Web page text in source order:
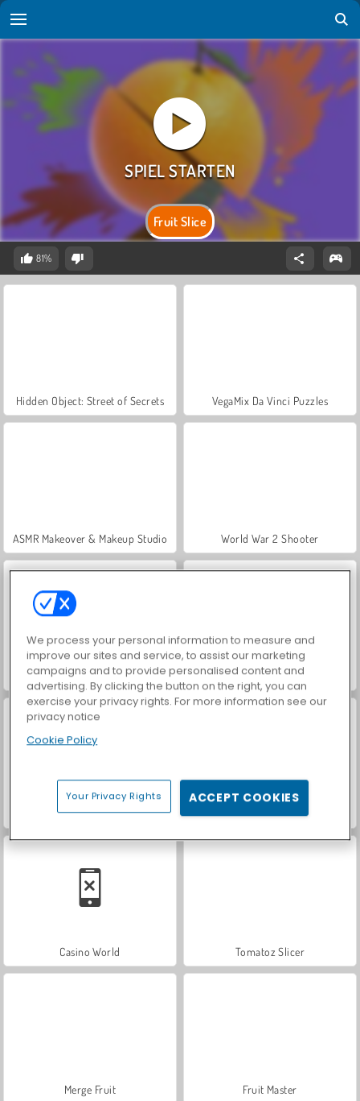
Fruit Slice
81%
Hidden Object: Street of Secrets VegaMix Da Vinci Puzzles
ASMR Makeover & Makeup Studio World War 2 Shooter
Farm Merge Valley Royal Story
Car Parking City Duel Let's Fish!
Casino World Tomatoz Slicer
Merge Fruit Fruit Master
We process your personal information to measure and
improve our sites and service, to assist our marketing
campaigns and to provide personalised content and
advertising. By clicking the button on the right, you can
exercise your privacy rights. For more information see our
privacy notice
Cookie Policy
Your Privacy Rights ACCEPT COOKIES